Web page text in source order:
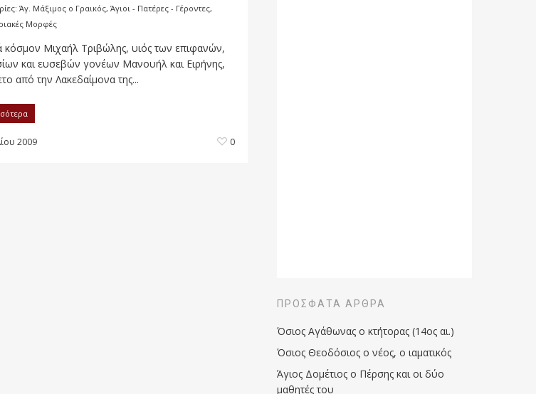
Άγ. Μάξιμος ο Γραικός, Άγιοι - Πατέρες - Γέροντες,
Μορφές
κόσμον Μιχαήλ Τριβώλης, υιός των επιφανών,
και ευσεβών γονέων Μανουήλ και Ειρήνης,
από την Λακεδαίμονα της...
2009 0
ΠΡΌΣΦΑΤΑ ΆΡΘΡΑ
Όσιος Αγάθωνας ο κτήτορας (14ος αι.)
Όσιος Θεοδόσιος ο νέος, ο ιαματικός
Άγιος Δομέτιος ο Πέρσης και οι δύο
μαθητές του